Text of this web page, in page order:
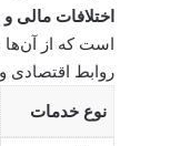
اختلافات مالی
است که از
روابط اقتصادی
نوع خدمات